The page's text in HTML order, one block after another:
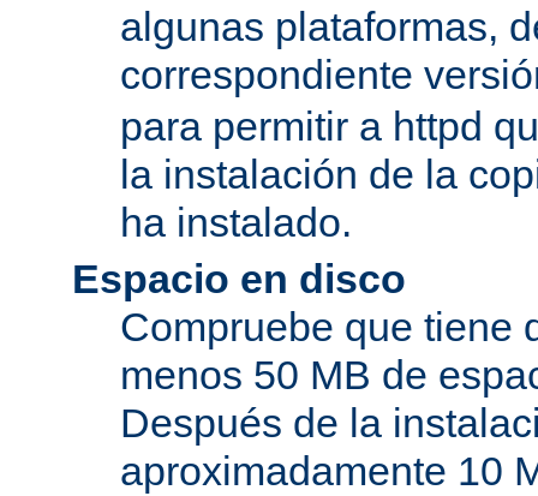
algunas plataformas,
correspondiente
para permitir a httpd
la instalación de la
ha instalado.
Espacio en disco
Compruebe que tiene
menos 50 MB de
Después de la
aproximadamente 10